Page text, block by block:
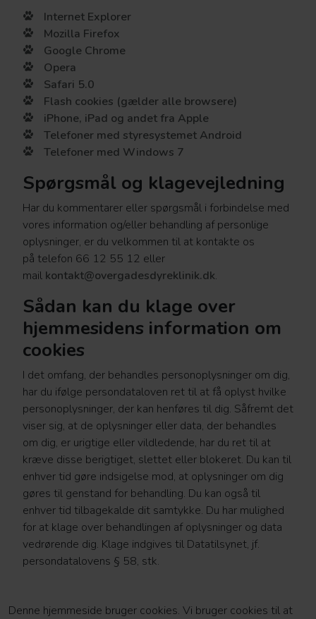
Internet Explorer
Mozilla Firefox
Google Chrome
Opera
Safari 5.0
Flash cookies (gælder alle browsere)
iPhone, iPad og andet fra Apple
Telefoner med styresystemet Android
Telefoner med Windows 7
Spørgsmål og klagevejledning
Har du kommentarer eller spørgsmål i forbindelse med
vores information og/eller behandling af personlige
oplysninger, er du velkommen til at kontakte os
på telefon 66 12 55 12 eller
mail kontakt@overgadesdyreklinik.dk.
Sådan kan du klage over
hjemmesidens information om
cookies
I det omfang, der behandles personoplysninger om dig,
har du ifølge persondataloven ret til at få oplyst hvilke
personoplysninger, der kan henføres til dig. Såfremt det
viser sig, at de oplysninger eller data, der behandles
om dig, er urigtige eller vildledende, har du ret til at
kræve disse berigtiget, slettet eller blokeret. Du kan til
enhver tid gøre indsigelse mod, at oplysninger om dig
gøres til genstand for behandling. Du kan også til
enhver tid tilbagekalde dit samtykke. Du har mulighed
for at klage over behandlingen af oplysninger og data
vedrørende dig. Klage indgives til Datatilsynet, jf.
persondatalovens § 58, stk.
Denne hjemmeside bruger cookies. Vi bruger cookies til at